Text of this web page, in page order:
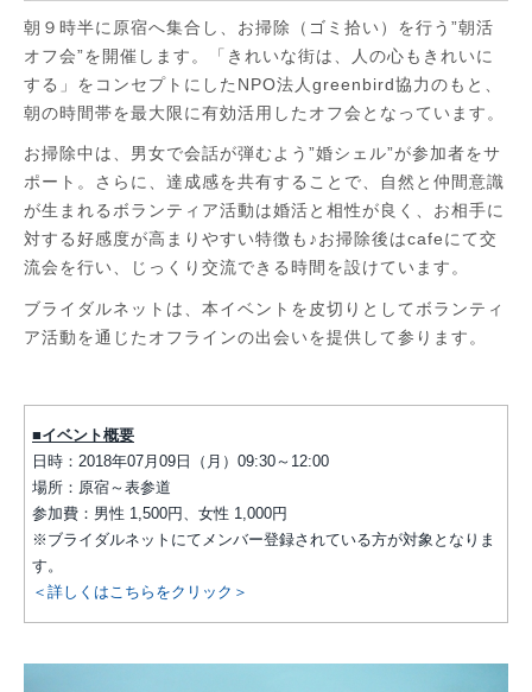
朝９時半に原宿へ集合し、お掃除（ゴミ拾い）を行う”朝活
オフ会”を開催します。「きれいな街は、人の心もきれいに
する」をコンセプトにしたNPO法人greenbird協力のもと、
朝の時間帯を最大限に有効活用したオフ会となっています。
お掃除中は、男女で会話が弾むよう”婚シェル”が参加者をサ
ポート。さらに、達成感を共有することで、自然と仲間意識
が生まれるボランティア活動は婚活と相性が良く、お相手に
対する好感度が高まりやすい特徴も♪お掃除後はcafeにて交
流会を行い、じっくり交流できる時間を設けています。
ブライダルネットは、本イベントを皮切りとしてボランティ
ア活動を通じたオフラインの出会いを提供して参ります。
■イベント概要
日時：2018年07月09日（月）09:30～12:00
場所：原宿～表参道
参加費：男性 1,500円、女性 1,000円
※ブライダルネットにてメンバー登録されている方が対象となりま
す。
＜詳しくはこちらをクリック＞